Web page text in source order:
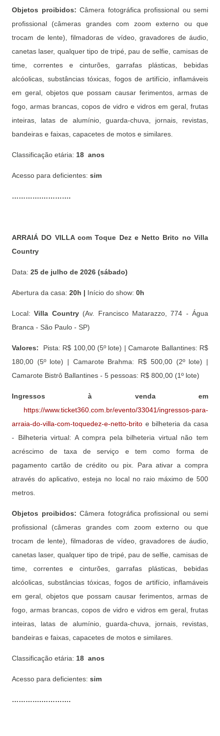
Objetos proibidos: Câmera fotográfica profissional ou semi
profissional (câmeras grandes com zoom externo ou que
trocam de lente), filmadoras de vídeo, gravadores de áudio,
canetas laser, qualquer tipo de tripé, pau de selfie, camisas de
time, correntes e cinturões, garrafas plásticas, bebidas
alcóolicas, substâncias tóxicas, fogos de artifício, inflamáveis
em geral, objetos que possam causar ferimentos, armas de
fogo, armas brancas, copos de vidro e vidros em geral, frutas
inteiras, latas de alumínio, guarda-chuva, jornais, revistas,
bandeiras e faixas, capacetes de motos e similares.
Classificação etária: 18 anos
Acesso para deficientes: sim
………….………….
ARRAIÁ DO VILLA com Toque Dez e Netto Brito no Villa
Country
Data: 25 de julho de 2026 (sábado)
Abertura da casa: 20h | Início do show: 0h
Local: Villa Country(Av. Francisco Matarazzo, 774 - Água
Branca - São Paulo - SP)
Valores: Pista: R$ 100,00 (5º lote) | Camarote Ballantines: R$
180,00 (5º lote) | Camarote Brahma: R$ 500,00 (2º lote) |
Camarote Bistrô Ballantines - 5 pessoas: R$ 800,00 (1º lote)
Ingressos à venda em
https://www.ticket360.com.br/evento/33041/ingressos-para-
arraia-do-villa-com-toquedez-e-netto-brito e bilheteria da casa
- Bilheteria virtual: A compra pela bilheteria virtual não tem
acréscimo de taxa de serviço e tem como forma de
pagamento cartão de crédito ou pix. Para ativar a compra
através do aplicativo, esteja no local no raio máximo de 500
metros.
Objetos proibidos: Câmera fotográfica profissional ou semi
profissional (câmeras grandes com zoom externo ou que
trocam de lente), filmadoras de vídeo, gravadores de áudio,
canetas laser, qualquer tipo de tripé, pau de selfie, camisas de
time, correntes e cinturões, garrafas plásticas, bebidas
alcóolicas, substâncias tóxicas, fogos de artifício, inflamáveis
em geral, objetos que possam causar ferimentos, armas de
fogo, armas brancas, copos de vidro e vidros em geral, frutas
inteiras, latas de alumínio, guarda-chuva, jornais, revistas,
bandeiras e faixas, capacetes de motos e similares.
Classificação etária: 18 anos
Acesso para deficientes: sim
………….………….